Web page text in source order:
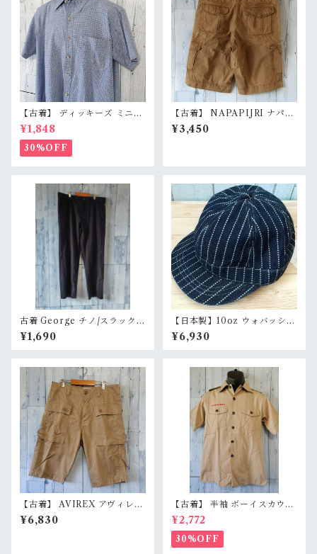
【古着】 ディッキーズ ミニチ
ェック柄 半袖 ワークシャツ L
白 水色 小格子 コットンポリ
イージーケア Dickies RankB
¥1,848
30%OFF
【古着】 NAPAPIJRI ナパピ
リ ハーフ カーゴパンツ 31
（ウエスト79cm） カーキ ア
¥3,450
古着 George チノ/スラックス
サイズ36×30 ブラック系 Ran
kB
¥1,690
【日本製】10oz ウォバッシュ
デニム アーミーアンパイアキ
ャップ（新品 / Rank S）
¥6,930
【古着】 AVIREX アヴィレッ
クス ハーフ カーゴパンツ M
（ウエスト80cm） ベージュ
¥6,830
【古着】 半袖 ボーイスカウト
シャツ ユースL ベージュ カー
キ BSA オフィシャル レディ
ースM〜L/メンズS相当 アメ
カジ RankB
¥2,772
30%OFF